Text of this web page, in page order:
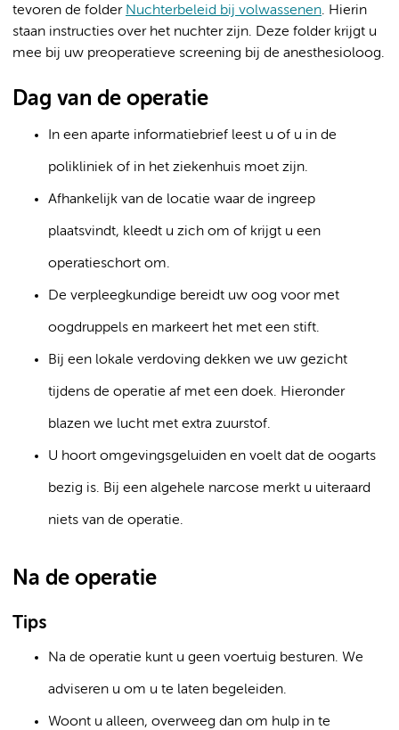
tevoren de folder Nuchterbeleid bij volwassenen. Hierin
staan instructies over het nuchter zijn. Deze folder krijgt u
mee bij uw preoperatieve screening bij de anesthesioloog.
Dag van de operatie
In een aparte informatiebrief leest u of u in de
polikliniek of in het ziekenhuis moet zijn.
Afhankelijk van de locatie waar de ingreep
plaatsvindt, kleedt u zich om of krijgt u een
operatieschort om.
De verpleegkundige bereidt uw oog voor met
oogdruppels en markeert het met een stift.
Bij een lokale verdoving dekken we uw gezicht
tijdens de operatie af met een doek. Hieronder
blazen we lucht met extra zuurstof.
U hoort omgevingsgeluiden en voelt dat de oogarts
bezig is. Bij een algehele narcose merkt u uiteraard
niets van de operatie.
Na de operatie
Tips
Na de operatie kunt u geen voertuig besturen. We
adviseren u om u te laten begeleiden.
Woont u alleen, overweeg dan om hulp in te